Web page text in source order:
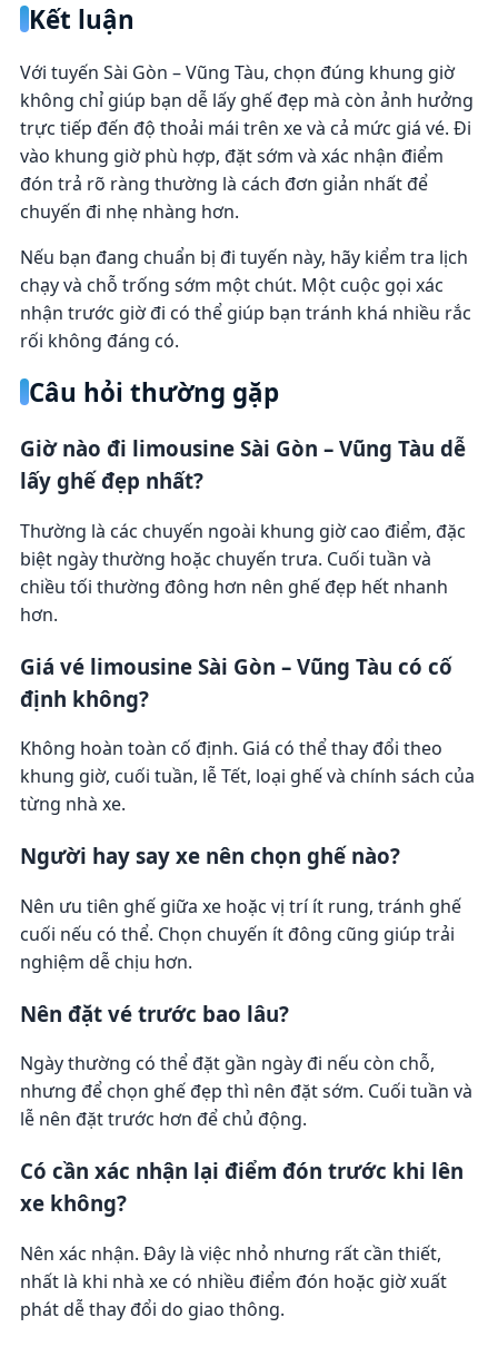
Kết luận
Với tuyến Sài Gòn – Vũng Tàu, chọn đúng khung giờ
không chỉ giúp bạn dễ lấy ghế đẹp mà còn ảnh hưởng
trực tiếp đến độ thoải mái trên xe và cả mức giá vé. Đi
vào khung giờ phù hợp, đặt sớm và xác nhận điểm
đón trả rõ ràng thường là cách đơn giản nhất để
chuyến đi nhẹ nhàng hơn.
Nếu bạn đang chuẩn bị đi tuyến này, hãy kiểm tra lịch
chạy và chỗ trống sớm một chút. Một cuộc gọi xác
nhận trước giờ đi có thể giúp bạn tránh khá nhiều rắc
rối không đáng có.
Câu hỏi thường gặp
Giờ nào đi limousine Sài Gòn – Vũng Tàu dễ
lấy ghế đẹp nhất?
Thường là các chuyến ngoài khung giờ cao điểm, đặc
biệt ngày thường hoặc chuyến trưa. Cuối tuần và
chiều tối thường đông hơn nên ghế đẹp hết nhanh
hơn.
Giá vé limousine Sài Gòn – Vũng Tàu có cố
định không?
Không hoàn toàn cố định. Giá có thể thay đổi theo
khung giờ, cuối tuần, lễ Tết, loại ghế và chính sách của
từng nhà xe.
Người hay say xe nên chọn ghế nào?
Nên ưu tiên ghế giữa xe hoặc vị trí ít rung, tránh ghế
cuối nếu có thể. Chọn chuyến ít đông cũng giúp trải
nghiệm dễ chịu hơn.
Nên đặt vé trước bao lâu?
Ngày thường có thể đặt gần ngày đi nếu còn chỗ,
nhưng để chọn ghế đẹp thì nên đặt sớm. Cuối tuần và
lễ nên đặt trước hơn để chủ động.
Có cần xác nhận lại điểm đón trước khi lên
xe không?
Nên xác nhận. Đây là việc nhỏ nhưng rất cần thiết,
nhất là khi nhà xe có nhiều điểm đón hoặc giờ xuất
phát dễ thay đổi do giao thông.